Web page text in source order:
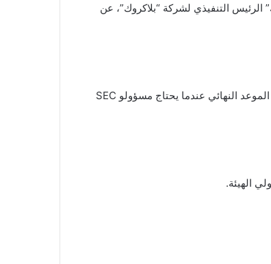
الرئيس التنفيذي لشركة “بلاكروك”، عن
وفقا لبيانات من “Bloomberg Intelligence”، فإن ملف “Ark 21Shares Bitcoin ETF” يحتل المرتبة الأولى في قائمة الانتظار من حيث الموعد النهائي عندما يحتاج مسؤولو SEC